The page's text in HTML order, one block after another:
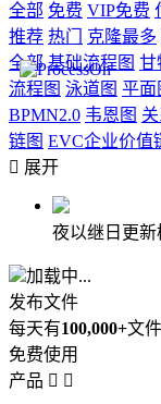
全部 免费 VIP免费
推荐 热门 克隆最多
全部 基础流程图 甘
流程图 泳道图 平面
BPMN2.0 韦恩图
链图 EVC企业价值
 展开
夜以继日更新
加载中...
发布文件
每天有100,000+文
免费使用
产品  